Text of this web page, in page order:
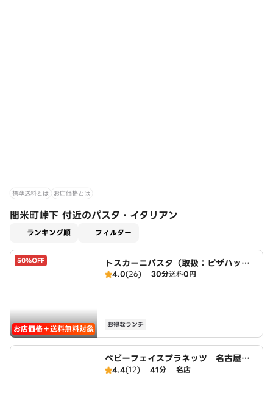
標準送料とは お店価格とは
間米町峠下 付近のパスタ・イタリアン
ランキング順 フィルター
50%OFF
お店価格＋送料無料対象
トスカーニパスタ（取扱：ピザハット
平手店）
4.0(26) 30分送料0円
お得なランチ
ベビーフェイスプラネッツ 名古屋緑
店4.4(12) 41分 名店